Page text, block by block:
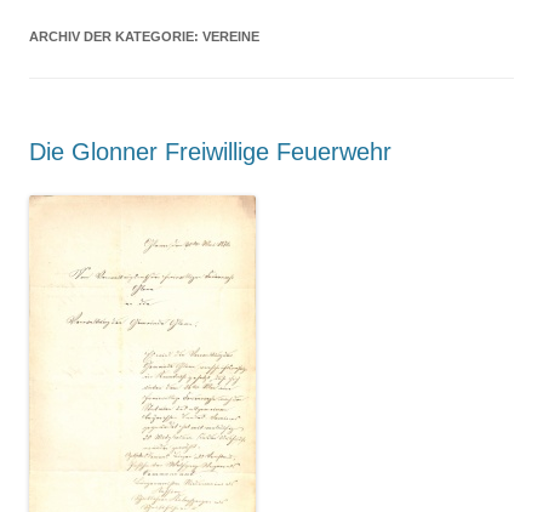
Suchen nach:
ARCHIV DER KATEGORIE: VEREINE
Die Glonner Freiwillige Feuerwehr